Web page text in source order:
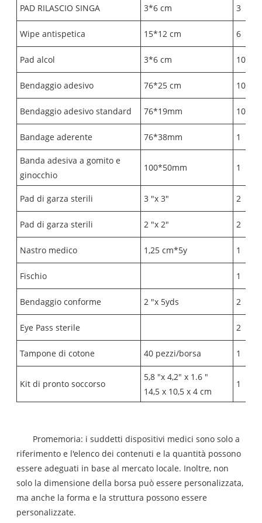
PAD RILASCIO SINGA 3*6 cm 3
Wipe antispetica 15*12 cm 6
Pad alcol 3*6 cm 10
Bendaggio adesivo 76*25 cm 10
Bendaggio adesivo standard 76*19mm 10
Bandage aderente 76*38mm 1
Banda adesiva a gomito e
ginocchio
100*50mm 1
Pad di garza sterili 3 "x 3" 2
Pad di garza sterili 2 "x 2" 2
Nastro medico 1,25 cm*5y 1
Fischio 1
Bendaggio conforme 2 "x 5yds 2
Eye Pass sterile 2
Tampone di cotone 40 pezzi/borsa 1
Kit di pronto soccorso
5,8 "x 4,2" x 1.6 "
14,5 x 10,5 x 4 cm
1
Promemoria: i suddetti dispositivi medici sono solo a
riferimento e l'elenco dei contenuti e la quantità possono
essere adeguati in base al mercato locale. Inoltre, non
solo la dimensione della borsa può essere personalizzata,
ma anche la forma e la struttura possono essere
personalizzate.